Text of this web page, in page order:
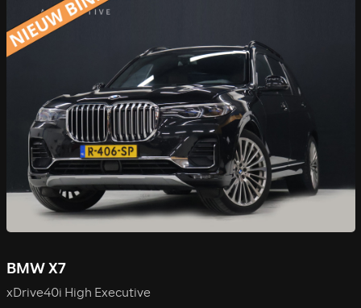
BMW X7
xDrive40i High Executive